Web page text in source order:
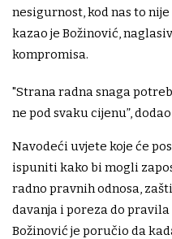
nesigurnost, kod nas to
kazao je Božinović,
kompromisa.
"Strana radna snaga
ne pod svaku cijenu”,
Navodeći uvjete koje će
ispuniti kako bi mogli
radno pravnih odnosa,
davanja i poreza do
Božinović je poručio da